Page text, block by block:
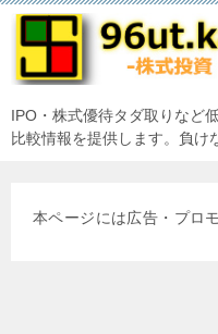
IPO・株式優待タダ取りなど
比較情報を提供します。負け
本ページには広告・プロ